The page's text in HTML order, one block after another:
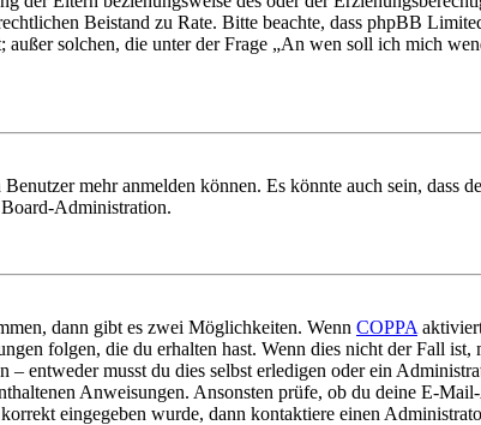
Beistand zu Rate. Bitte beachte, dass phpBB
solchen, die unter der Frage „An wen soll ich mich
mehr anmelden können. Es könnte auch sein, dass
Administration.
dann gibt es zwei Möglichkeiten. Wenn COPPA
folgen, die du erhalten hast. Wenn dies nicht der Fall ist,
entweder musst du dies selbst erledigen oder ein
Anweisungen. Ansonsten prüfe, ob du deine E-
eingegeben wurde, dann kontaktiere einen